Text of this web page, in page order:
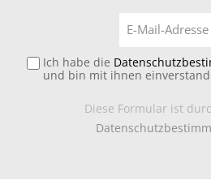
Ich habe die
und bin mit ihnen
Diese Formular ist